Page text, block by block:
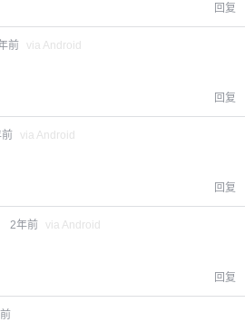
回复
前 via Android
回复
前 via Android
回复
2年前 via Android
回复